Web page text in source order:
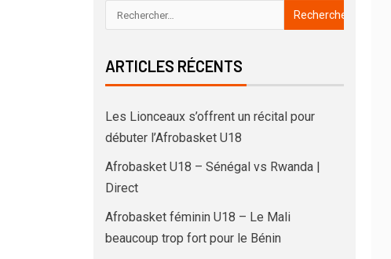
ARTICLES RÉCENTS
Les Lionceaux s’offrent un récital pour
débuter l’Afrobasket U18
Afrobasket U18 – Sénégal vs Rwanda |
Direct
Afrobasket féminin U18 – Le Mali
beaucoup trop fort pour le Bénin